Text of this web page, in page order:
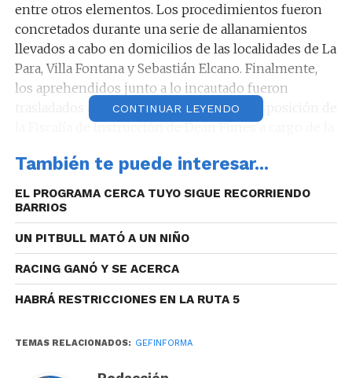
entre otros elementos. Los procedimientos fueron
concretados durante una serie de allanamientos
llevados a cabo en domicilios de las localidades de La
Para, Villa Fontana y Sebastián Elcano. Finalmente,
los aprehendidos junto a lo incautado fueron
trasladados a sede policial quedando a disposición de
la Fiscalía de Instrucción de Deán Funes a cargo de la
detenidas por tentativa de homicidio en Corral
de Bustos
CONTINUAR LEYENDO
También te puede interesar...
EL PROGRAMA CERCA TUYO SIGUE RECORRIENDO
BARRIOS
UN PITBULL MATÓ A UN NIÑO
RACING GANÓ Y SE ACERCA
HABRÁ RESTRICCIONES EN LA RUTA 5
TEMAS RELACIONADOS: GEFINFORMA